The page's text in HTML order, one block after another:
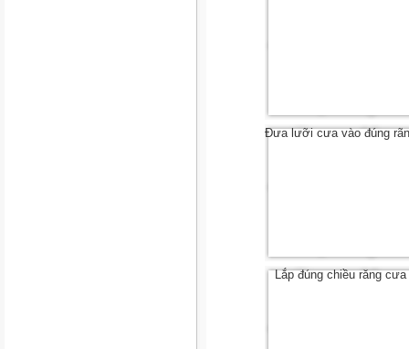
Đưa lưỡi cưa vào đúng
Lắp đúng chiều răng cưa